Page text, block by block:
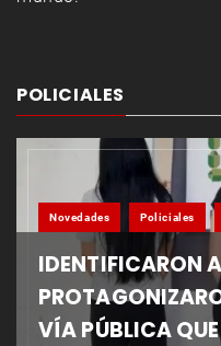
POLICIALES
Novedades Policiales
IDENTIFICARON
VÍA PÚBLICA